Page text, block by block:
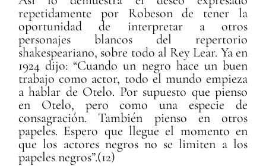
repetidamente por Robeson de tener la
oportunidad de interpretar a otros
personajes blancos del repertorio
shakespeariano, sobre todo al Rey Lear. Ya en
1924 dijo: “Cuando un negro hace un buen
trabajo como actor, todo el mundo empieza
a hablar de Otelo. Por supuesto que pienso
en Otelo, pero como una especie de
consagración. También pienso en otros
papeles. Espero que llegue el momento en
que los actores negros no se limiten a los
papeles negros”.(12)